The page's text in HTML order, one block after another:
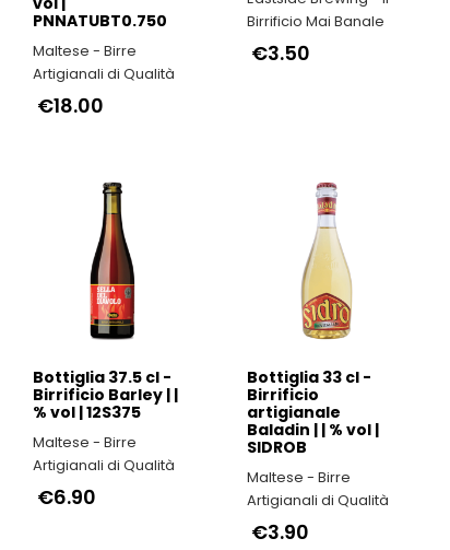
PNNATUBT0.750
Maltese - Birre
Artigianali di Qualità
€18.00
Birrificio Mai Banale
€3.50
Bottiglia 37.5 cl -
Birrificio Barley | |
% vol | 12S375
Maltese - Birre
Artigianali di Qualità
€6.90
Bottiglia 33 cl -
Birrificio
artigianale
Baladin | | % vol |
SIDROB
Maltese - Birre
Artigianali di Qualità
€3.90